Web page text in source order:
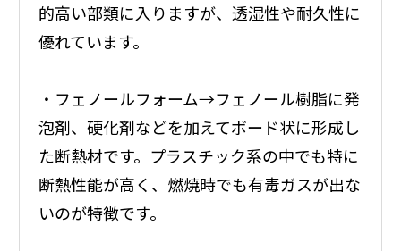
的高い部類に入りますが、透湿性や耐久性に
優れています。
・フェノールフォーム→フェノール樹脂に発
泡剤、硬化剤などを加えてボード状に形成し
た断熱材です。プラスチック系の中でも特に
断熱性能が高く、燃焼時でも有毒ガスが出な
いのが特徴です。